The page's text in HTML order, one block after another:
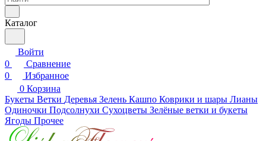
Каталог
Войти
0
Сравнение
0
Избранное
0 Корзина
Букеты Ветки Деревья Зелень Кашпо Коврики и шары Лианы
Одиночки Подсолнухи Сухоцветы Зелёные ветки и букеты
Ягоды Прочее